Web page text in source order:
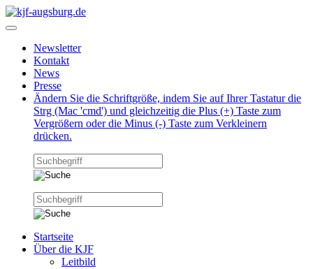
Newsletter
Kontakt
News
Presse
Ändern Sie die Schriftgröße, indem Sie auf Ihrer Tastatur die
Strg (Mac 'cmd') und gleichzeitig die Plus (+) Taste zum
Vergrößern oder die Minus (-) Taste zum Verkleinern
drücken.
Startseite
Über die KJF
Leitbild